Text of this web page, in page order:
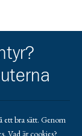
ett bra sätt. Genom
Vad är cookies?